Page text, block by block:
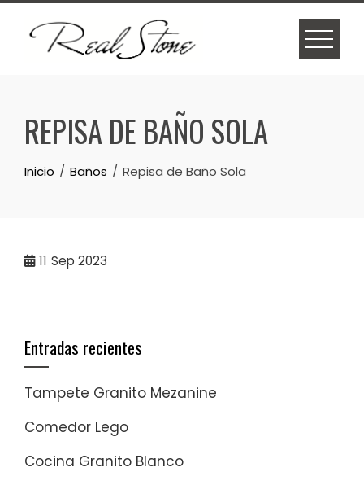
Skip
content
REPISA DE BAÑO SOLA
Inicio Baños Repisa de Baño Sola
11 Sep 2023
Entradas recientes
Tampete Granito Mezanine
Comedor Lego
Cocina Granito Blanco